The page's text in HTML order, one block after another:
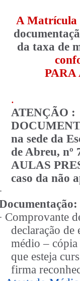
A Matrícula
da taxa de
PARA
.
ATENÇÃO :
na sede da
de Abreu,
AULAS
caso da não
·
· Comprovante
declaração de
médio – cópia
que esteja
firma